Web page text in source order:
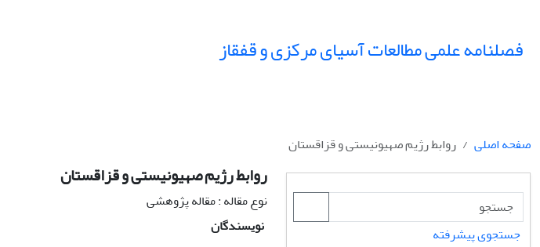
فصلنامه علمی مطالعات آسیای مرکزی و قفقاز
صفحه اصلی روابط رژیم صهیونیستی و قزاقستان
روابط رژیم صهیونیستی و قزاقستان
نوع مقاله : مقاله پژوهشی
نویسندگان
جستجوی پیشرفته